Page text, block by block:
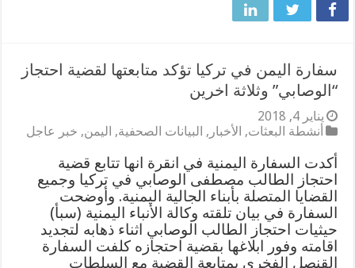
سفارة اليمن في تركيا تؤكد متابعتها لقضية احتجاز
“الوصابي” وثلاثة اخرين
يناير 4, 2018
أنشطة البعثات, الأخبار , البيانات الصحفية, اليمن, خبر عاجل
أكدت السفارة اليمنية في انقرة انها تتابع قضية
احتجاز الطالب مصطفى الوصابي في تركيا وجميع
القضايا المتصلة بأبناء الجالية اليمنية. وأوضحت
السفارة في بيان تلقته وكالة الأنباء اليمنية (سبأ)
حيثيات احتجاز الطالب الوصابي اثناء ذهابه لتجديد
اقامته وفور ابلاغها بقضية احتجازه كلفت السفارة
القنصل الفخري بمتابعة القضية مع السلطات